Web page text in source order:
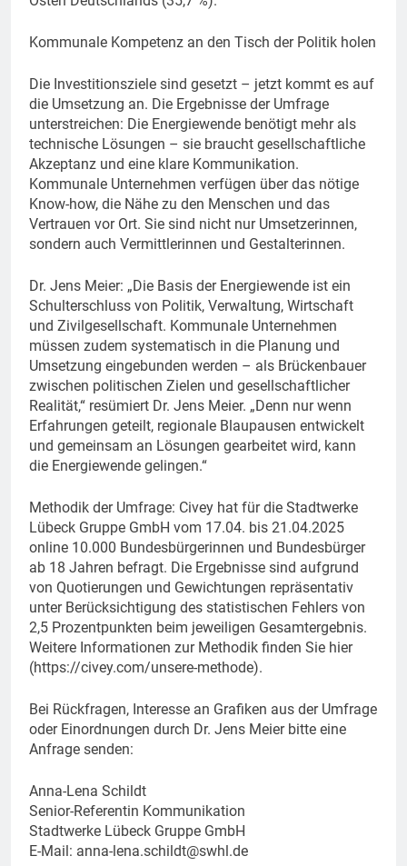
Kommunale Kompetenz an den Tisch der Politik holen
Die Investitionsziele sind gesetzt – jetzt kommt es auf
die Umsetzung an. Die Ergebnisse der Umfrage
unterstreichen: Die Energiewende benötigt mehr als
technische Lösungen – sie braucht gesellschaftliche
Akzeptanz und eine klare Kommunikation.
Kommunale Unternehmen verfügen über das nötige
Know-how, die Nähe zu den Menschen und das
Vertrauen vor Ort. Sie sind nicht nur Umsetzerinnen,
sondern auch Vermittlerinnen und Gestalterinnen.
Dr. Jens Meier: „Die Basis der Energiewende ist ein
Schulterschluss von Politik, Verwaltung, Wirtschaft
und Zivilgesellschaft. Kommunale Unternehmen
müssen zudem systematisch in die Planung und
Umsetzung eingebunden werden – als Brückenbauer
zwischen politischen Zielen und gesellschaftlicher
Realität,“ resümiert Dr. Jens Meier. „Denn nur wenn
Erfahrungen geteilt, regionale Blaupausen entwickelt
und gemeinsam an Lösungen gearbeitet wird, kann
die Energiewende gelingen.“
Methodik der Umfrage: Civey hat für die Stadtwerke
Lübeck Gruppe GmbH vom 17.04. bis 21.04.2025
online 10.000 Bundesbürgerinnen und Bundesbürger
ab 18 Jahren befragt. Die Ergebnisse sind aufgrund
von Quotierungen und Gewichtungen repräsentativ
unter Berücksichtigung des statistischen Fehlers von
2,5 Prozentpunkten beim jeweiligen Gesamtergebnis.
Weitere Informationen zur Methodik finden Sie hier
(https://civey.com/unsere-methode).
Bei Rückfragen, Interesse an Grafiken aus der Umfrage
oder Einordnungen durch Dr. Jens Meier bitte eine
Anfrage senden:
Anna-Lena Schildt
Senior-Referentin Kommunikation
Stadtwerke Lübeck Gruppe GmbH
E-Mail: anna-lena.schildt@swhl.de